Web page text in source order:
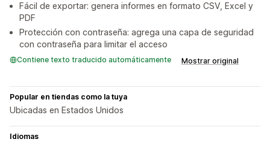
Fácil de exportar: genera informes en formato CSV, Excel y
PDF
Protección con contraseña: agrega una capa de seguridad
con contraseña para limitar el acceso
Contiene texto traducido automáticamente Mostrar original
Popular en tiendas como la tuya
Ubicadas en Estados Unidos
Idiomas